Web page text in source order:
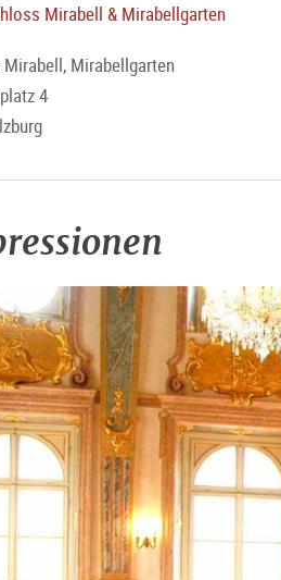
Mirabell & Mirabellgarten
Mirabellgarten
4